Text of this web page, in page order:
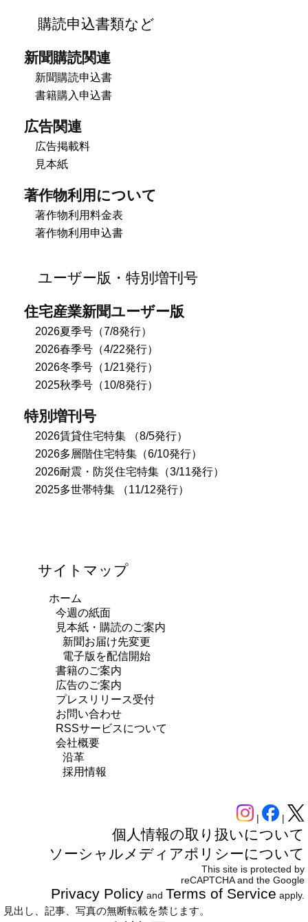
購読申込書類など
新聞購読関連
新聞購読申込書
書籍購入申込書
広告関連
広告掲載料
見本紙
著作物利用について
著作物利用料金表
著作物利用申込書
ユーザー版・特別増刊号
住宅産業新聞ユーザー版
2026夏季号（7/8発行）
2026春季号（4/22発行）
2026冬季号（1/21発行）
2025秋季号（10/8発行）
特別増刊号
2026賃貸住宅特集 （8/5発行）
2026多層階住宅特集（6/10発行）
2026耐震・防災住宅特集（3/11発行）
2025多世帯特集 （11/12発行）
サイトマップ
ホーム
今週の紙面
見本紙・購読のご案内
新聞お届け先変更
電子版を配信開始
書籍のご案内
広告のご案内
プレスリリース受付
お問い合わせ
RSSサービスについて
会社概要
沿革
採用情報
| |
個人情報の取り扱いについて
ソーシャルメディアポリシーについて
This site is protected by
reCAPTCHA and the Google
Privacy Policy and Terms of Service apply.
見出し、記事、写真の無断転載を禁じます。